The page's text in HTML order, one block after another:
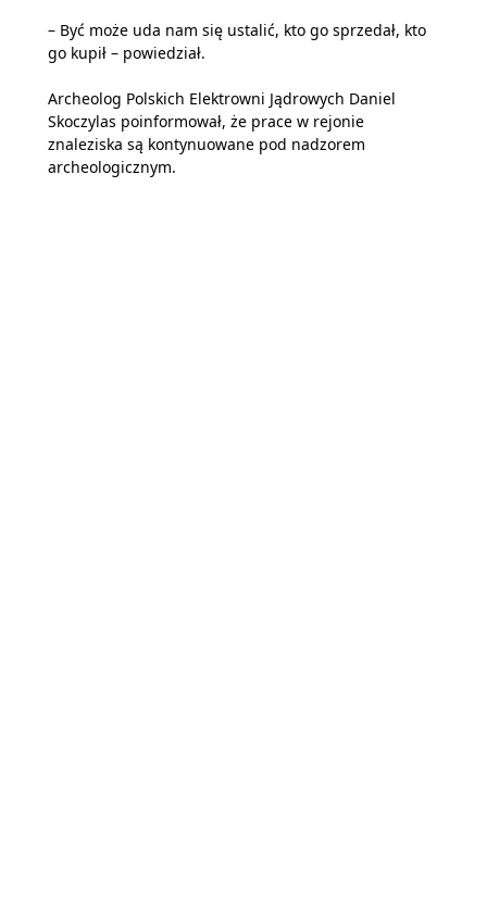
– Być może uda nam się ustalić, kto go sprzedał, kto
go kupił – powiedział.
Archeolog Polskich Elektrowni Jądrowych Daniel
Skoczylas poinformował, że prace w rejonie
znaleziska są kontynuowane pod nadzorem
archeologicznym.